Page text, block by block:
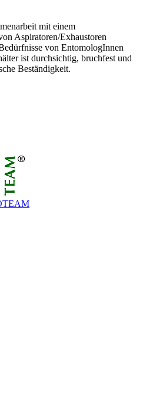
mit einem
Aspiratoren/Exhaustoren
von EntomologInnen
ist durchsichtig, bruchfest und
Beständigkeit.